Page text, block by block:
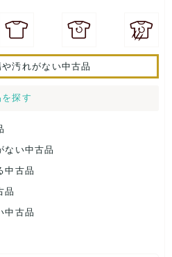
汚れがない中古品
探す
ない中古品
中古品
品
中古品